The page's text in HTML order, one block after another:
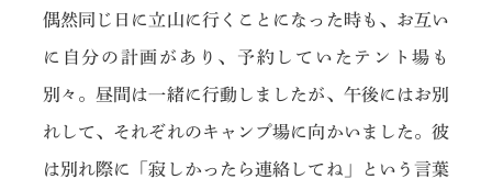
偶然同じ日に立山に行くことになった時も、お互い
に自分の計画があり、予約していたテント場も
別々。昼間は一緒に行動しましたが、午後にはお別
れして、それぞれのキャンプ場に向かいました。彼
は別れ際に「寂しかったら連絡してね」という言葉